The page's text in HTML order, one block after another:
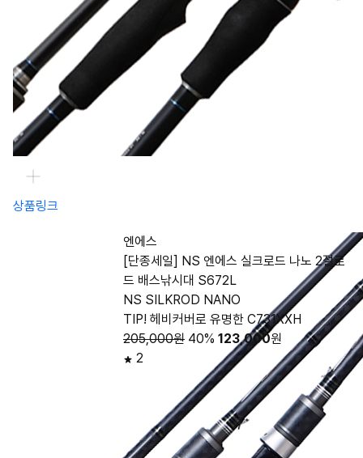
상품링크
엔에스
[단종세일] NS 엔에스 실크로드 나노 2절로
드 배스낚시대 S672L
NS SILKROD NANO
TIP! 헤비커버로 유명한 C731XXH
205,000원 40% 123,000원
2